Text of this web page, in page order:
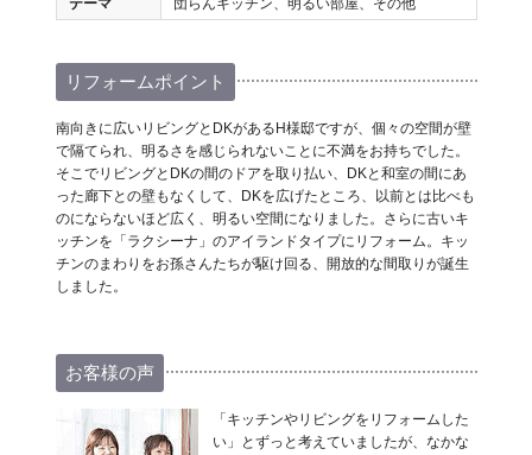
テーマ
団らんキッチン、明るい部屋、その他
リフォームポイント
南向きに広いリビングとDKがあるH様邸ですが、個々の空間が壁
で隔てられ、明るさを感じられないことに不満をお持ちでした。
そこでリビングとDKの間のドアを取り払い、DKと和室の間にあ
った廊下との壁もなくして、DKを広げたところ、以前とは比べも
のにならないほど広く、明るい空間になりました。さらに古いキ
ッチンを「ラクシーナ」のアイランドタイプにリフォーム。キッ
チンのまわりをお孫さんたちが駆け回る、開放的な間取りが誕生
しました。
お客様の声
「キッチンやリビングをリフォームした
い」とずっと考えていましたが、なかな